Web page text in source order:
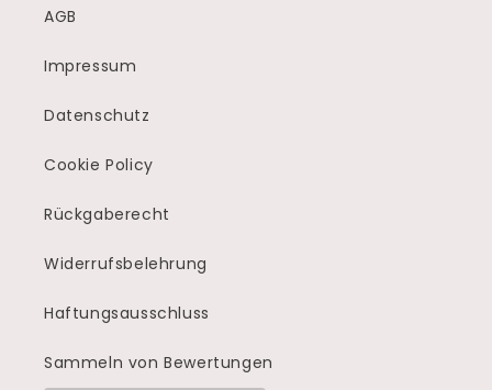
AGB
Impressum
Datenschutz
Cookie Policy
Rückgaberecht
Widerrufsbelehrung
Haftungsausschluss
Sammeln von Bewertungen